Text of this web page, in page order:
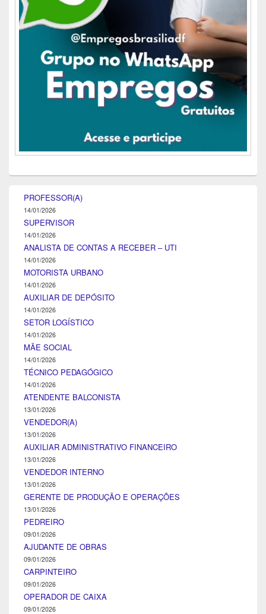
PROFESSOR(A)
14/01/2026
SUPERVISOR
14/01/2026
ANALISTA DE CONTAS A RECEBER – UTI
14/01/2026
MOTORISTA URBANO
14/01/2026
AUXILIAR DE DEPÓSITO
14/01/2026
SETOR LOGÍSTICO
14/01/2026
MÃE SOCIAL
14/01/2026
TÉCNICO PEDAGÓGICO
14/01/2026
ATENDENTE BALCONISTA
13/01/2026
VENDEDOR(A)
13/01/2026
AUXILIAR ADMINISTRATIVO FINANCEIRO
13/01/2026
VENDEDOR INTERNO
13/01/2026
GERENTE DE PRODUÇÃO E OPERAÇÕES
13/01/2026
PEDREIRO
09/01/2026
AJUDANTE DE OBRAS
09/01/2026
CARPINTEIRO
09/01/2026
OPERADOR DE CAIXA
09/01/2026